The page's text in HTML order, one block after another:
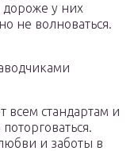
дороже у них
не волноваться.
всем стандартам и
и заботы в